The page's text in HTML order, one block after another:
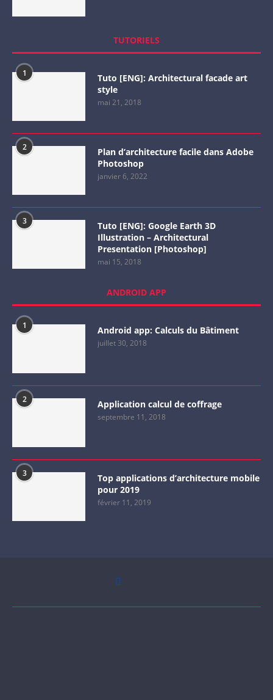
TUTORIELS
1
Tuto [ENG]: Architectural facade art
style
mai 21, 2018
2
Plan d’architecture facile dans Adobe
Photoshop
janvier 6, 2022
3
Tuto [ENG]: Google Earth 3D
Illustration – Architectural
Presentation [Photoshop]
mai 15, 2018
ANDROID APP
1 Android app: Calculs du Bâtiment
juillet 30, 2018
2 Application calcul de coffrage
septembre 11, 2018
3
Top applications d’architecture mobile
pour 2019
février 11, 2019